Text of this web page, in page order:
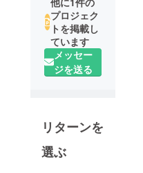
プロジェク
トを掲載し
ています
メッセー
ジを送る
リターンを
選ぶ